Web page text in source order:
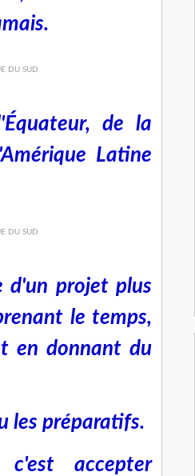
de la
Latine
d'un projet plus
le temps,
en donnant du
les préparatifs.
accepter